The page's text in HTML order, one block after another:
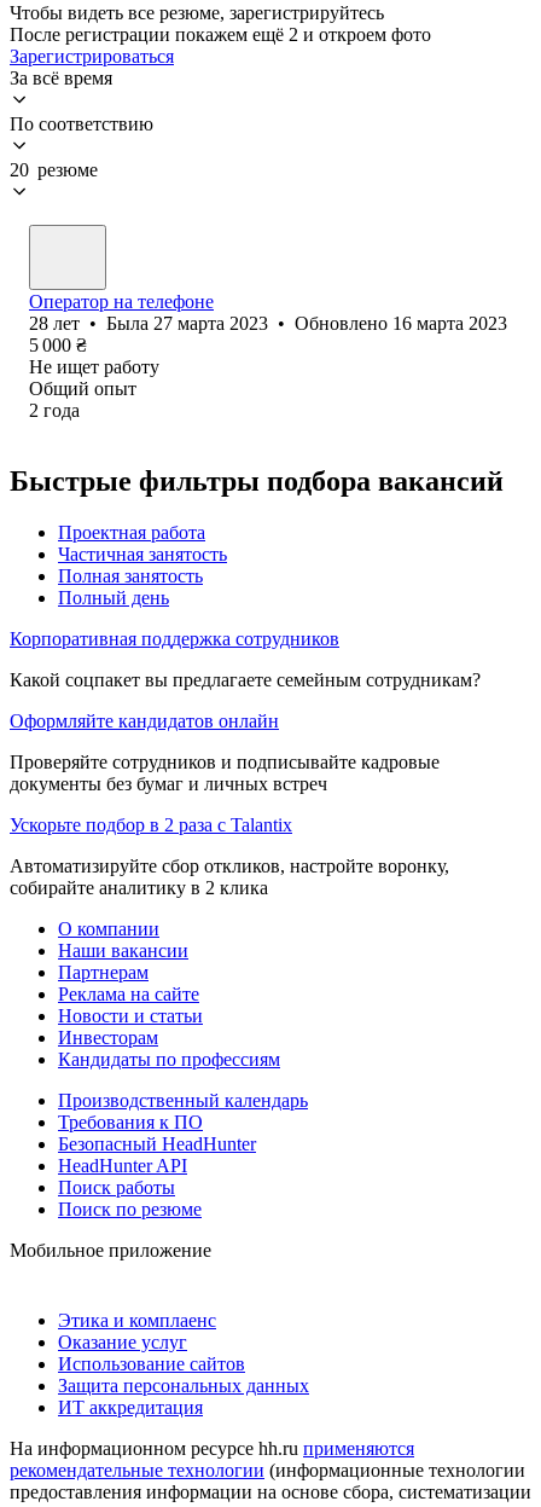
Чтобы видеть все резюме, зарегистрируйтесь
После регистрации покажем ещё 2 и откроем фото
Зарегистрироваться
За всё время
По соответствию
20 резюме
Оператор на телефоне
28 лет • Была 27 марта 2023 • Обновлено 16 марта 2023
5 000 ₴
Не ищет работу
Общий опыт
2 года
Быстрые фильтры подбора вакансий
Проектная работа
Частичная занятость
Полная занятость
Полный день
Корпоративная поддержка сотрудников
Какой соцпакет вы предлагаете семейным сотрудникам?
Оформляйте кандидатов онлайн
Проверяйте сотрудников и подписывайте кадровые
документы без бумаг и личных встреч
Ускорьте подбор в 2 раза с Talantix
Автоматизируйте сбор откликов, настройте воронку,
собирайте аналитику в 2 клика
О компании
Наши вакансии
Партнерам
Реклама на сайте
Новости и статьи
Инвесторам
Кандидаты по профессиям
Производственный календарь
Требования к ПО
Безопасный HeadHunter
HeadHunter API
Поиск работы
Поиск по резюме
Мобильное приложение
Этика и комплаенс
Оказание услуг
Использование сайтов
Защита персональных данных
ИТ аккредитация
На информационном ресурсе hh.ru применяются
рекомендательные технологии (информационные технологии
предоставления информации на основе сбора, систематизации